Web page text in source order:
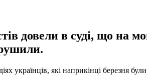
довели в суді, що на
які наприкінці березня